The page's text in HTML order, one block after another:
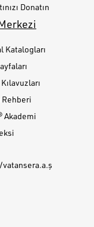
Donatın
Katalogları
Rehberi
Akademi